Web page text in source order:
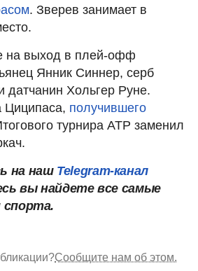
. Зверев занимает в
на выход в плей-офф
Янник Синнер, серб
датчанин Хольгер Руне.
Циципаса, получившего
турнира ATP заменил
на наш Telegram-канал
вы найдете все самые
спорта.
Сообщите нам об этом.